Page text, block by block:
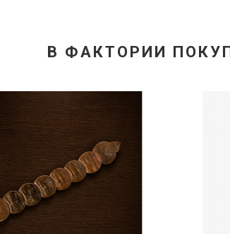
В ФАКТОРИИ